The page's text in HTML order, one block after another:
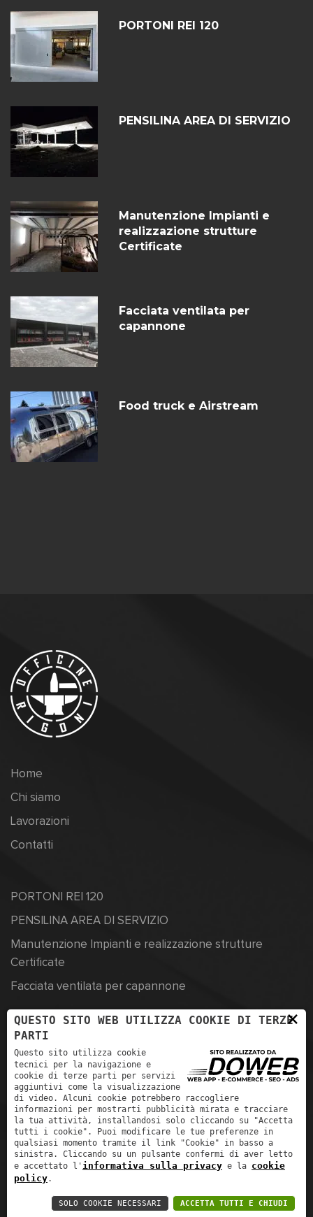
PORTONI REI 120
PENSILINA AREA DI SERVIZIO
Manutenzione Impianti e
realizzazione strutture
Certificate
Facciata ventilata per
capannone
Food truck e Airstream
Home
Chi siamo
Lavorazioni
Contatti
PORTONI REI 120
PENSILINA AREA DI SERVIZIO
Manutenzione Impianti e realizzazione strutture
Certificate
Facciata ventilata per capannone
Strada San Pierino Z.A.I., 5, 37060 Trevenzuolo, VR
+390457350569
info@officinerigoni.it
Cap sociale 10000 -Privacy policy-siti web verona
×
QUESTO SITO WEB UTILIZZA COOKIE DI TERZE
PARTI
Questo sito utilizza cookie
tecnici per la navigazione e
cookie di terze parti per servizi
aggiuntivi come la visualizzazione
di video. Alcuni cookie potrebbero raccogliere
informazioni per mostrarti pubblicità mirata e tracciare
la tua attività, installandosi solo cliccando su "Accetta
tutti i cookie". Puoi modificare le tue preferenze in
qualsiasi momento tramite il link "Cookie" in basso a
sinistra. Cliccando su un pulsante confermi di aver letto
e accettato l' informativa sulla privacy e la cookie
policy.
ACCETTA TUTTI E CHIUDI
SOLO COOKIE NECESSARI